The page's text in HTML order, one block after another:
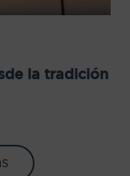
la tradición